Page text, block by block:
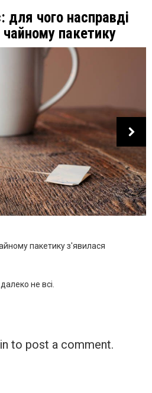
для чого насправді
чайному пакетику
пакетику з'явилася
не всі.
to post a comment.